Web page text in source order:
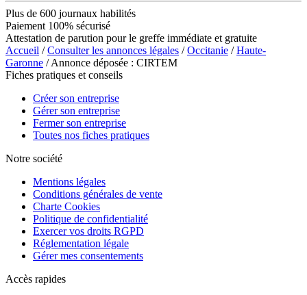
Plus de 600 journaux habilités
Paiement 100% sécurisé
Attestation de parution pour le greffe immédiate et gratuite
Accueil /Consulter les annonces légales /Occitanie /Haute-
Garonne / Annonce déposée : CIRTEM
Fiches pratiques et conseils
Créer son entreprise
Gérer son entreprise
Fermer son entreprise
Toutes nos fiches pratiques
Notre société
Mentions légales
Conditions générales de vente
Charte Cookies
Politique de confidentialité
Exercer vos droits RGPD
Réglementation légale
Gérer mes consentements
Accès rapides